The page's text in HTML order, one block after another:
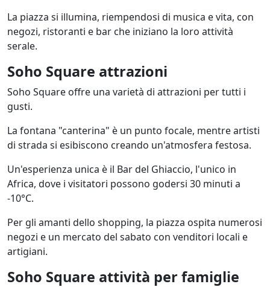
La piazza si illumina, riempendosi di musica e vita, con
negozi, ristoranti e bar che iniziano la loro attività
serale.
Soho Square attrazioni
Soho Square offre una varietà di attrazioni per tutti i
gusti.
La fontana "canterina" è un punto focale, mentre artisti
di strada si esibiscono creando un'atmosfera festosa.
Un'esperienza unica è il Bar del Ghiaccio, l'unico in
Africa, dove i visitatori possono godersi 30 minuti a
-10°C.
Per gli amanti dello shopping, la piazza ospita numerosi
negozi e un mercato del sabato con venditori locali e
artigiani.
Soho Square attività per famiglie